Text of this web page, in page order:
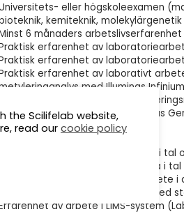
eller högskoleexamen
kemiteknik,
6 månaders
erfarenhet av
erfarenhet av
erfarenhet av laborativt
med Illuminas
Erfarenhet av arbete med
av arbete med Illuminas
Mycket goda kunskaper i svenska i tal
Mycket goda kunskaper i engelska i
Dokumenterad erfarenhet av arbete i
Erfarenhet av laborativt arbete med
av arbete i LIMS-system
the Scilifelab website,
read our cookie policy